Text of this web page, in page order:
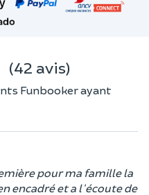
(42 avis)
Funbooker ayant
pour ma famille la
encadré et a l'écoute de